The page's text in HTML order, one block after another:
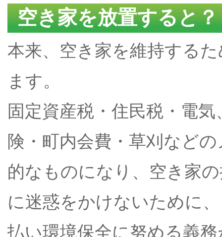
空き家を放置すると？
本来、空き家を維持する
ます。
固定資産税・住民税・電
険・町内会費・草刈など
的なものになり、空き家
に迷惑をかけないために
払い環境保全に努める義